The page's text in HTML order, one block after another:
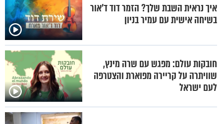
איך נראית השבת שלך? הזמר דוד ד'אור
בשיחה אישית עם עמיר בניון
חובקות עולם: מפגש עם שרה מינץ,
שוויתרה על קריירה מפוארת והצטרפה
לעם ישראל